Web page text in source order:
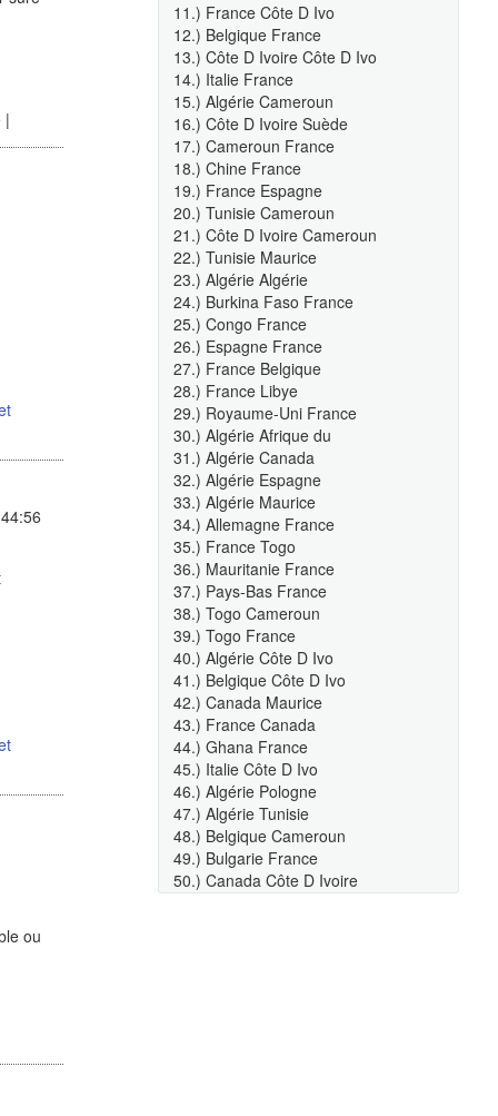
|
ou
11.) France Côte D Ivo
12.) Belgique France
13.) Côte D Ivoire Côte D Ivo
14.) Italie France
15.) Algérie Cameroun
16.) Côte D Ivoire Suède
17.) Cameroun France
18.) Chine France
19.) France Espagne
20.) Tunisie Cameroun
21.) Côte D Ivoire Cameroun
22.) Tunisie Maurice
23.) Algérie Algérie
24.) Burkina Faso France
25.) Congo France
26.) Espagne France
27.) France Belgique
28.) France Libye
29.) Royaume-Uni France
30.) Algérie Afrique du
31.) Algérie Canada
32.) Algérie Espagne
33.) Algérie Maurice
34.) Allemagne France
35.) France Togo
36.) Mauritanie France
37.) Pays-Bas France
38.) Togo Cameroun
39.) Togo France
40.) Algérie Côte D Ivo
41.) Belgique Côte D Ivo
42.) Canada Maurice
43.) France Canada
44.) Ghana France
45.) Italie Côte D Ivo
46.) Algérie Pologne
47.) Algérie Tunisie
48.) Belgique Cameroun
49.) Bulgarie France
50.) Canada Côte D Ivoire